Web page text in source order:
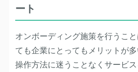
ート
オンボーディング施策を行うこ
ても企業にとってもメリットが
操作方法に迷うことなくサービ